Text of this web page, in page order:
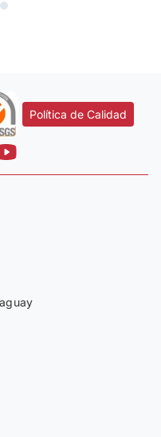
Política de Calidad